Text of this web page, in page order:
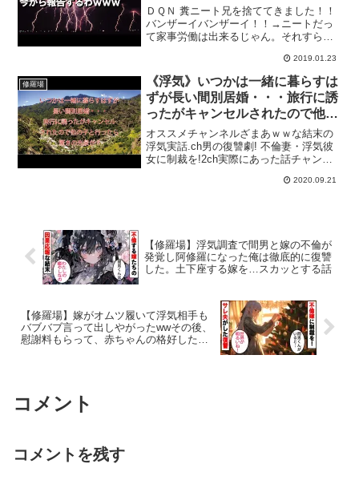
じゃん。それすらやらないニート
はいなくていいよ。猫ですら癒し
という家事手伝いをするのに･･･
ＤＱＮ 糞ニート兄を捨ててきました！！
バンザーイバンザーイ！！→ニートだっ
て家事労働は出来るじゃん。それすらや
ら癒しという家事手伝いをするのに･･･◇
こちらもオススメ↓関連動画DQN コトメ
に突き飛ばされ...
2019.01.23
修羅場
《浮気》いつかは一緒に暮らすは
ずが長い間別居婚・・・旅行に誘
ったがキャンセルされたので他の
子と行ったら驚きの光景が!!
オススメチャンネルざまあｗｗな結末の
浮気実話.ch男の復讐劇! 不倫妻・浮気彼
女に制裁を!2ch実際にあった話チャンネ
2020.09.21
【修羅場】浮気調査で間男と嫁の不倫が
発覚し阿修羅になった俺は徹底的に復讐
した。土下座する嫁を…スカッとする話
【修羅場】嫁がオムツ履いて浮気相手も
バブバブ言って出しやがったwwその後、
慰謝料もらって、赤ちゃんの格好した２
コメント
コメントを残す